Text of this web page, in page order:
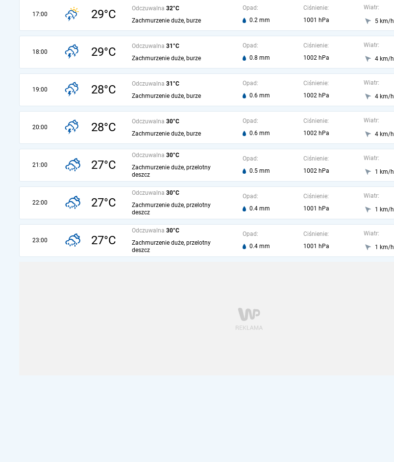
17:00 29°C Odczuwalna 32°C
Zachmurzenie duże, burze
Opad:
0.2 mm
Ciśnienie:
1001 hPa
Wiatr:
5 km/h
18:00 29°C Odczuwalna 31°C
Zachmurzenie duże, burze
Opad:
0.8 mm
Ciśnienie:
1002 hPa
Wiatr:
4 km/h
19:00 28°C Odczuwalna 31°C
Zachmurzenie duże, burze
Opad:
0.6 mm
Ciśnienie:
1002 hPa
Wiatr:
4 km/h
20:00 28°C Odczuwalna 30°C
Zachmurzenie duże, burze
Opad:
0.6 mm
Ciśnienie:
1002 hPa
Wiatr:
4 km/h
21:00 27°C
Odczuwalna 30°C
Zachmurzenie duże, przelotny
deszcz
Opad:
0.5 mm
Ciśnienie:
1002 hPa
Wiatr:
1 km/h
22:00 27°C
Odczuwalna 30°C
Zachmurzenie duże, przelotny
deszcz
Opad:
0.4 mm
Ciśnienie:
1001 hPa
Wiatr:
1 km/h
23:00 27°C
Odczuwalna 30°C
Zachmurzenie duże, przelotny
deszcz
Opad:
0.4 mm
Ciśnienie:
1001 hPa
Wiatr:
1 km/h